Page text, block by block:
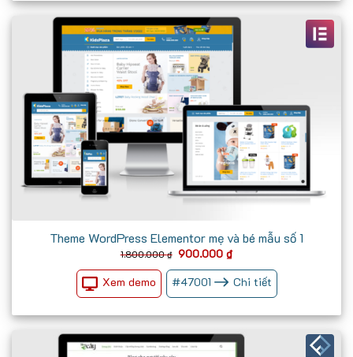
Theme WordPress Elementor mẹ và bé mẫu số 1
1.800.000₫ Giá
là:
1.800.000 ₫.
900.000₫Giá
hiện
tại
là:
900.000 ₫.
Xem demo #47001 Chi tiết